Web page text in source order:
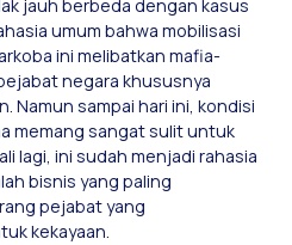
jauh berbeda dengan kasus
umum bahwa mobilisasi
ini melibatkan mafia-
negara khususnya
Namun sampai hari ini, kondisi
memang sangat sulit untuk
lagi, ini sudah menjadi rahasia
bisnis yang paling
pejabat yang
kekayaan.